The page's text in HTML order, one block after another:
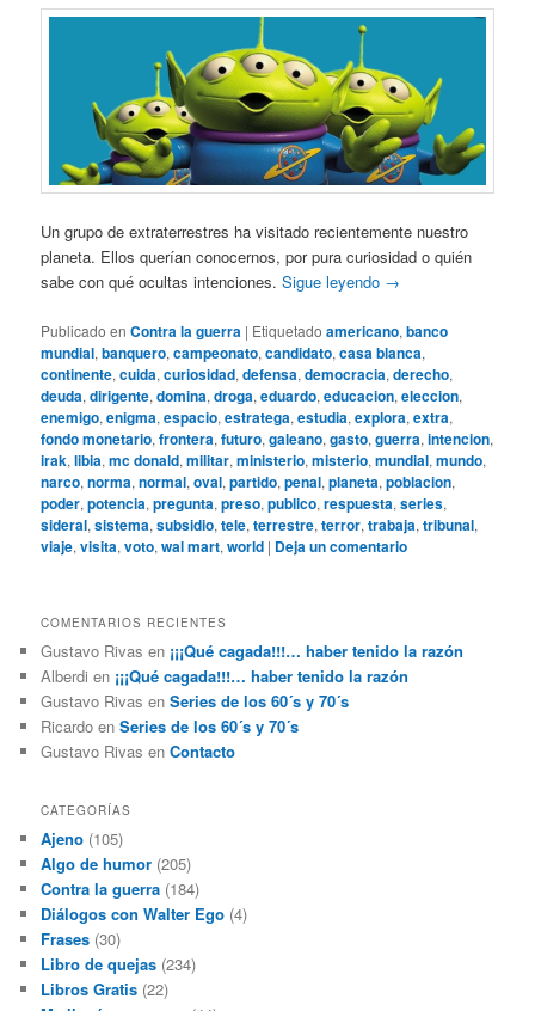
Un grupo de extraterrestres ha visitado recientemente nuestro
planeta. Ellos querían conocernos, por pura curiosidad o quién
sabe con qué ocultas intenciones.Sigue leyendo →
Publicado en Contra la guerra | Etiquetado americano,banco
mundial,banquero,campeonato,candidato,casa blanca,
continente,cuida,curiosidad,defensa,democracia,derecho,
deuda,dirigente,domina,droga,eduardo,educacion,eleccion,
enemigo,enigma,espacio,estratega,estudia,explora,extra,
fondo monetario,frontera,futuro,galeano,gasto,guerra,intencion,
irak,libia,mc donald,militar,ministerio,misterio,mundial,mundo,
narco,norma,normal,oval,partido,penal,planeta,poblacion,
poder,potencia,pregunta,preso,publico,respuesta,series,
sideral,sistema,subsidio,tele,terrestre,terror,trabaja,tribunal,
viaje,visita,voto,wal mart,world | Deja un comentario
COMENTARIOS RECIENTES
Gustavo Rivas en ¡¡¡Qué cagada!!!… haber tenido la razón
Alberdi en ¡¡¡Qué cagada!!!… haber tenido la razón
Gustavo Rivas enSeries de los 60´s y 70´s
Ricardo enSeries de los 60´s y 70´s
Gustavo Rivas enContacto
CATEGORÍAS
Ajeno (105)
Algo de humor (205)
Contra la guerra (184)
Diálogos con Walter Ego (4)
Frases (30)
Libro de quejas (234)
Libros Gratis (22)